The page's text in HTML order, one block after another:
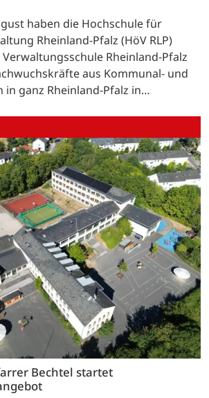
haben die Hochschule für
Rheinland-Pfalz (HöV RLP)
Rheinland-Pfalz
aus Kommunal- und
in ganz Rheinland-Pfalz in…
Bechtel startet